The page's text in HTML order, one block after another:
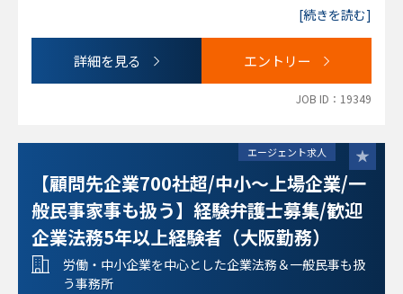
[続きを読む]
詳細を見る エントリー
JOB ID：19349
エージェント求人
【顧問先企業700社超/中小～上場企業/一
般民事家事も扱う】経験弁護士募集/歓迎
企業法務5年以上経験者（大阪勤務）
労働・中小企業を中心とした企業法務＆一般民事も扱
う事務所